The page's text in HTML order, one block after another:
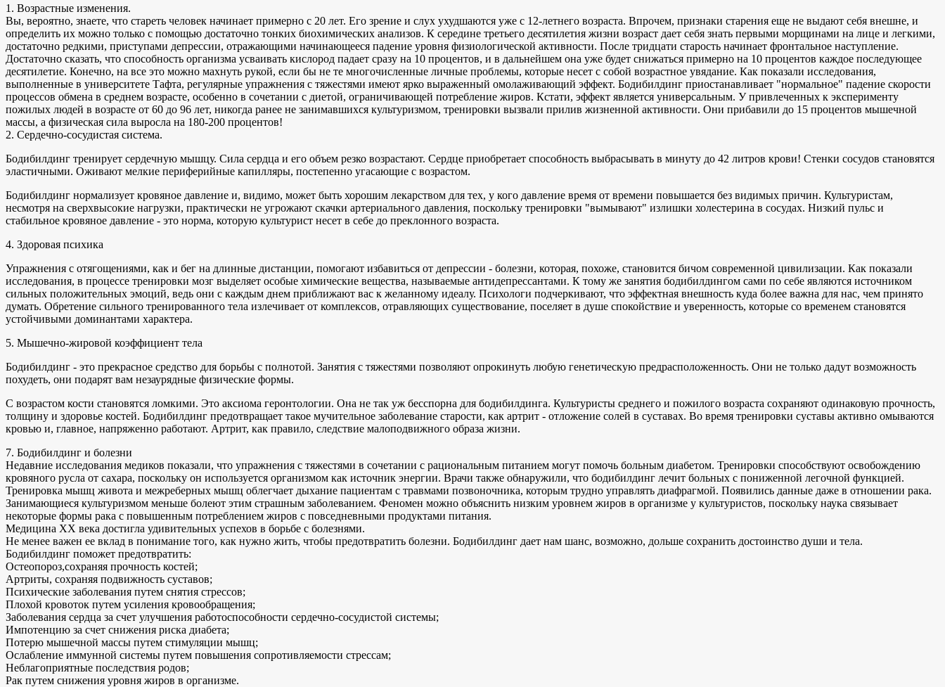
1. Возрастные изменения.
Вы, вероятно, знаете, что стареть человек начинает примерно с 20 лет. Его зрение и слух ухудшаются уже с 12-летнего возраста. Впрочем, признаки старения еще не выдают себя внешне, и
определить их можно только с помощью достаточно тонких биохимических анализов. К середине третьего десятилетия жизни возраст дает себя знать первыми морщинами на лице и легкими,
достаточно редкими, приступами депрессии, отражающими начинающееся падение уровня физиологической активности. После тридцати старость начинает фронтальное наступление.
Достаточно сказать, что способность организма усваивать кислород падает сразу на 10 процентов, и в дальнейшем она уже будет снижаться примерно на 10 процентов каждое последующее
десятилетие. Конечно, на все это можно махнуть рукой, если бы не те многочисленные личные проблемы, которые несет с собой возрастное увядание. Как показали исследования,
выполненные в университете Тафта, регулярные упражнения с тяжестями имеют ярко выраженный омолаживающий эффект. Бодибилдинг приостанавливает "нормальное" падение скорости
процессов обмена в среднем возрасте, особенно в сочетании с диетой, ограничивающей потребление жиров. Кстати, эффект является универсальным. У привлеченных к эксперименту
пожилых людей в возрасте от 60 до 96 лет, никогда ранее не занимавшихся культуризмом, тренировки вызвали прилив жизненной активности. Они прибавили до 15 процентов мышечной
массы, а физическая сила выросла на 180-200 процентов!
2. Сердечно-сосудистая система.
Бодибилдинг тренирует сердечную мышцу. Сила сердца и его объем резко возрастают. Сердце приобретает способность выбрасывать в минуту до 42 литров крови! Стенки сосудов становятся
эластичными. Оживают мелкие периферийные капилляры, постепенно угасающие с возрастом.
Бодибилдинг нормализует кровяное давление и, видимо, может быть хорошим лекарством для тех, у кого давление время от времени повышается без видимых причин. Культуристам,
несмотря на сверхвысокие нагрузки, практически не угрожают скачки артериального давления, поскольку тренировки "вымывают" излишки холестерина в сосудах. Низкий пульс и
стабильное кровяное давление - это норма, которую культурист несет в себе до преклонного возраста.
4. Здоровая психика
Упражнения с отягощениями, как и бег на длинные дистанции, помогают избавиться от депрессии - болезни, которая, похоже, становится бичом современной цивилизации. Как показали
исследования, в процессе тренировки мозг выделяет особые химические вещества, называемые антидепрессантами. К тому же занятия бодибилдингом сами по себе являются источником
сильных положительных эмоций, ведь они с каждым днем приближают вас к желанному идеалу. Психологи подчеркивают, что эффектная внешность куда более важна для нас, чем принято
думать. Обретение сильного тренированного тела излечивает от комплексов, отравляющих существование, поселяет в душе спокойствие и уверенность, которые со временем становятся
устойчивыми доминантами характера.
5. Мышечно-жировой коэффициент тела
Бодибилдинг - это прекрасное средство для борьбы с полнотой. Занятия с тяжестями позволяют опрокинуть любую генетическую предрасположенность. Они не только дадут возможность
похудеть, они подарят вам незаурядные физические формы.
С возрастом кости становятся ломкими. Это аксиома геронтологии. Она не так уж бесспорна для бодибилдинга. Культуристы среднего и пожилого возраста сохраняют одинаковую прочность,
толщину и здоровье костей. Бодибилдинг предотвращает такое мучительное заболевание старости, как артрит - отложение солей в суставах. Во время тренировки суставы активно омываются
кровью и, главное, напряженно работают. Артрит, как правило, следствие малоподвижного образа жизни.
7. Бодибилдинг и болезни
Недавние исследования медиков показали, что упражнения с тяжестями в сочетании с рациональным питанием могут помочь больным диабетом. Тренировки способствуют освобождению
кровяного русла от сахара, поскольку он используется организмом как источник энергии. Врачи также обнаружили, что бодибилдинг лечит больных с пониженной легочной функцией.
Тренировка мышц живота и межреберных мышц облегчает дыхание пациентам с травмами позвоночника, которым трудно управлять диафрагмой. Появились данные даже в отношении рака.
Занимающиеся культуризмом меньше болеют этим страшным заболеванием. Феномен можно объяснить низким уровнем жиров в организме у культуристов, поскольку наука связывает
некоторые формы рака с повышенным потреблением жиров с повседневными продуктами питания.
Медицина XX века достигла удивительных успехов в борьбе с болезнями.
Не менее важен ее вклад в понимание того, как нужно жить, чтобы предотвратить болезни. Бодибилдинг дает нам шанс, возможно, дольше сохранить достоинство души и тела.
Бодибилдинг поможет предотвратить:
Остеопороз,сохраняя прочность костей;
Артриты, сохраняя подвижность суставов;
Психические заболевания путем снятия стрессов;
Плохой кровоток путем усиления кровообращения;
Заболевания сердца за счет улучшения работоспособности сердечно-сосудистой системы;
Импотенцию за счет снижения риска диабета;
Потерю мышечной массы путем стимуляции мышц;
Ослабление иммунной системы путем повышения сопротивляемости стрессам;
Неблагоприятные последствия родов;
Рак путем снижения уровня жиров в организме.